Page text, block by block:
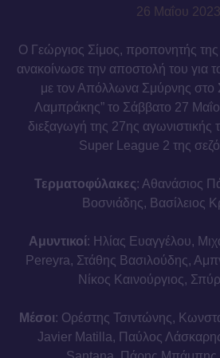
26 Μαΐου 2023
Ο Γεώργιος Σίμος, προπονητής
ανακοίνωσε την αποστολή του για
με τον Απόλλωνα Σμύρνης στο
Λαμπράκης” το Σάββατο 27
διεξαγωγή της 27ης
Super League 2 της
Τερματοφύλακες: Αθανάσιος
Βοσνιάδης, Βασίλειος
Αμυντικοί: Ηλίας Ευαγγέλου,
Pereyra, Στάθης Βασιλούδης,
Νίκος Καινούργιος,
Μέσοι: Ορέστης Τσιντώνης,
Javier Matilla, Παύλος